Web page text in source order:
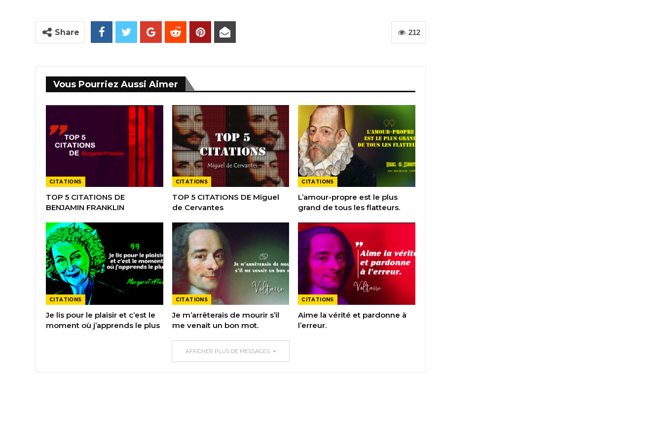
212
Share
Vous Pourriez Aussi Aimer
CITATIONS
TOP 5 CITATIONS DE
BENJAMIN FRANKLIN
CITATIONS
TOP 5 CITATIONS DE Miguel
de Cervantes
CITATIONS
L’amour-propre est le plus
grand de tous les flatteurs.
CITATIONS
Je lis pour le plaisir et c’est le
moment où j’apprends le plus
CITATIONS
Je m’arrêterais de mourir s’il
me venait un bon mot.
CITATIONS
Aime la vérité et pardonne à
l’erreur.
AFFICHER PLUS DE MESSAGES